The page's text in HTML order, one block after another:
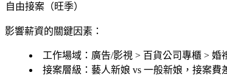
自由接案（旺季）
影響薪資的關鍵因素：
工作場域 ：廣告/影視 > 百貨公司專櫃 > 婚
接案層級 ：藝人新娘 vs 一般新娘，接案費